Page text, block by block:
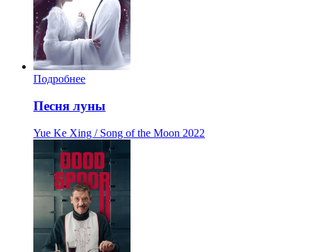
Подробнее
Песня луны
Yue Ke Xing / Song of the Moon 2022